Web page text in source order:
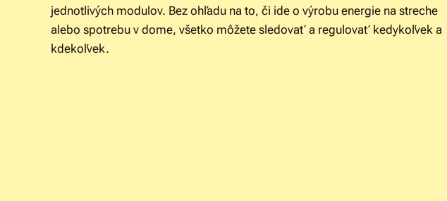
jednotlivých modulov. Bez ohľadu na to, či ide o výrobu energie na streche
alebo spotrebu v dome, všetko môžete sledovať a regulovať kedykoľvek a
kdekoľvek.